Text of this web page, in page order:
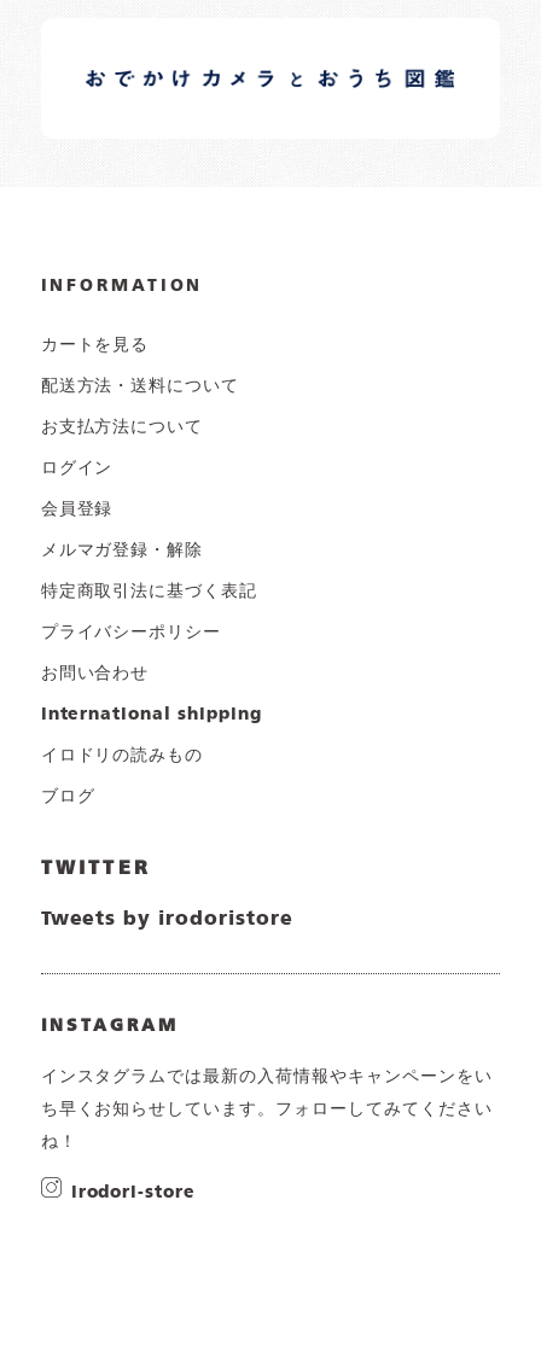
日常の様子など随時更新中です。
INFORMATION
カートを見る
配送方法・送料について
お支払方法について
ログイン
会員登録
メルマガ登録・解除
特定商取引法に基づく表記
プライバシーポリシー
お問い合わせ
international shipping
イロドリの読みもの
ブログ
TWITTER
Tweets by irodoristore
INSTAGRAM
インスタグラムでは最新の入荷情報やキャンペーンをい
ち早くお知らせしています。フォローしてみてください
ね！
irodori-store